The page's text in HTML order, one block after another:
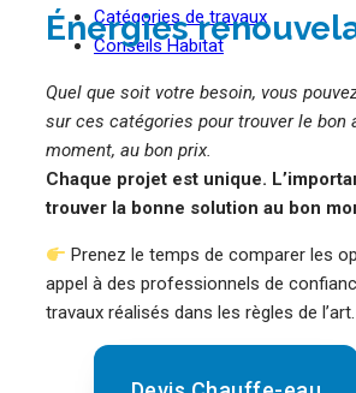
Catégories de travaux
Conseils Habitat
Énergies
Quel que soit votre besoin, vous
sur ces catégories pour trouver le bon
moment, au bon prix.
Chaque projet est unique.
trouver la bonne solution au bon
Prenez le temps de comparer les
appel à des professionnels de
travaux réalisés dans les règles de l’art.